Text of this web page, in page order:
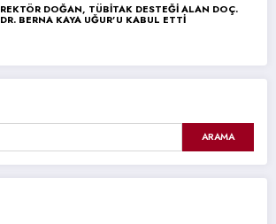
REKTÖR DOĞAN, TÜBİTAK DESTEĞİ ALAN DOÇ.
DR. BERNA KAYA UĞUR’U KABUL ETTİ
ARAMA